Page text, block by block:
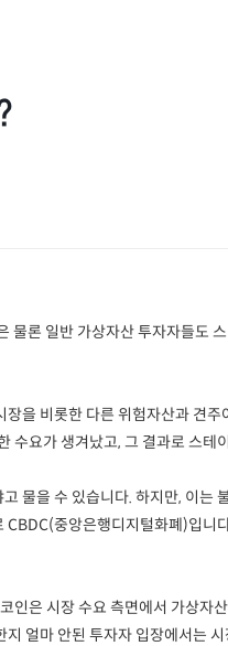
론 일반 가상자산 투자자들도
을 비롯한 다른 위험자산과 견
요가 생겨났고, 그 결과로 스테
물을 수 있습니다. 하지만, 이는
중앙은행디지털화폐)입니
인은 시장 수요 측면에서 가상자
얼마 안된 투자자 입장에서는